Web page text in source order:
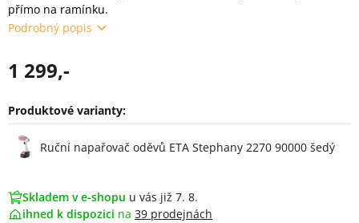
přímo na ramínku.
Podrobný popis
1 299,-
Produktové varianty:
Ruční napařovač oděvů ETA Stephany 2270 90000 šedý
Skladem v e-shopu u vás již 7. 8.
ihned k dispozici na 39 prodejnách